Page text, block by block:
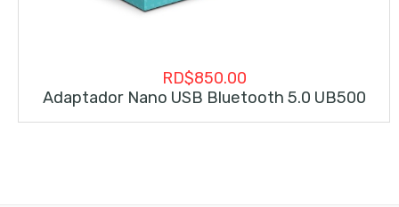
RD$850.00
Adaptador Nano USB Bluetooth 5.0 UB500